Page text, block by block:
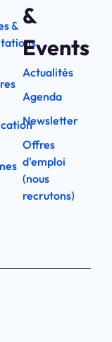
& &
Events
Actualités
Agenda
Newsletter
Offres
d'emploi
(nous
recrutons)